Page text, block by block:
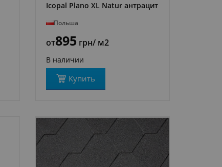
ПОДРОБНЕЕ
Icopal Plano XL Natur антрацит
Польша
от895 грн/ м2
В наличии
Купить